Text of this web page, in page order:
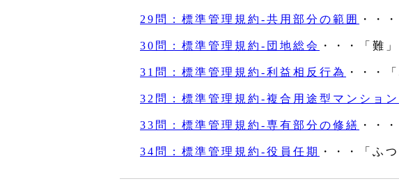
29問：標準管理規約‐共用部分の範囲 ・・
30問：標準管理規約‐団地総会 ・・・「難」
31問：標準管理規約‐利益相反行為 ・・・
32問：標準管理規約‐複合用途型マンション
33問：標準管理規約‐専有部分の修繕 ・・
34問：標準管理規約‐役員任期 ・・・「ふ